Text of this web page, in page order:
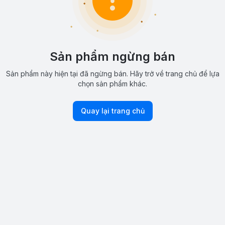
Sản phẩm ngừng bán
Sản phẩm này hiện tại đã ngừng bán. Hãy trở về trang chủ để lựa
chọn sản phẩm khác.
Quay lại trang chủ